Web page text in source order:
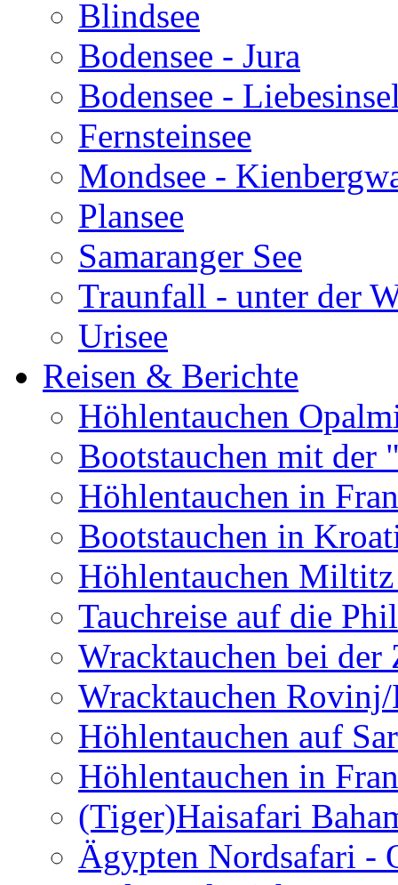
Blindsee
Bodensee - Jura
Bodensee -
Fernsteinsee
Mondsee -
Plansee
Samaranger See
Traunfall - unter der
Urisee
Reisen & Berichte
Höhlentauchen
Bootstauchen mit
Höhlentauchen in
Bootstauchen in
Höhlentauchen
Tauchreise auf die
Wracktauchen bei der
Wracktauchen
Höhlentauchen auf
Höhlentauchen in
(Tiger)Haisafari
Ägypten Nordsafari -